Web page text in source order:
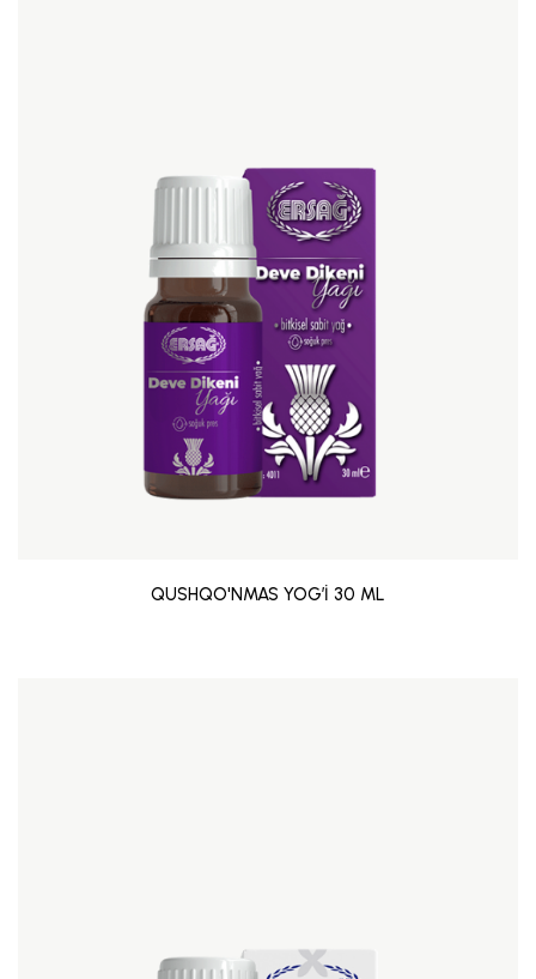
QUSHQO'NMAS YOG’İ 30 ML